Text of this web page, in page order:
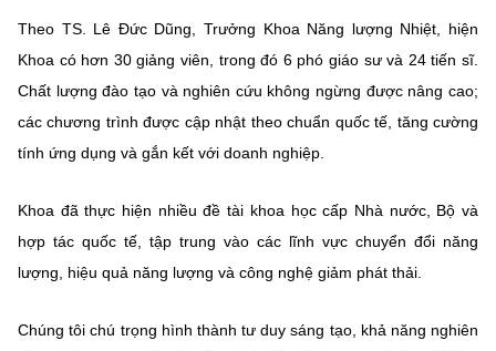
Theo TS. Lê Đức Dũng, Trưởng Khoa Năng lượng Nhiệt, hiện
Khoa có hơn 30 giảng viên, trong đó 6 phó giáo sư và 24 tiến sĩ.
Chất lượng đào tạo và nghiên cứu không ngừng được nâng cao;
các chương trình được cập nhật theo chuẩn quốc tế, tăng cường
tính ứng dụng và gắn kết với doanh nghiệp.
Khoa đã thực hiện nhiều đề tài khoa học cấp Nhà nước, Bộ và
hợp tác quốc tế, tập trung vào các lĩnh vực chuyển đổi năng
lượng, hiệu quả năng lượng và công nghệ giảm phát thải.
Chúng tôi chú trọng hình thành tư duy sáng tạo, khả năng nghiên